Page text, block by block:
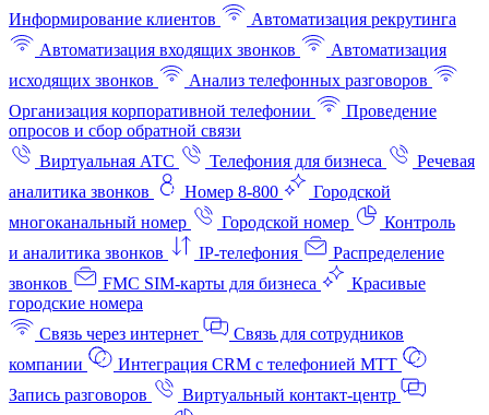
Информирование клиентов
Автоматизация рекрутинга
Автоматизация входящих звонков
Автоматизация
исходящих звонков
Анализ телефонных разговоров
Организация корпоративной телефонии
Проведение
опросов и сбор обратной связи
Виртуальная АТС
Телефония для бизнеса
Речевая
аналитика звонков
Номер 8-800
Городской
многоканальный номер
Городской номер
Контроль
и аналитика звонков
IP-телефония
Распределение
звонков
FMC SIM-карты для бизнеса
Красивые
городские номера
Связь через интернет
Связь для сотрудников
компании
Интеграция CRM с телефонией МТТ
Запись разговоров
Виртуальный контакт‑центр